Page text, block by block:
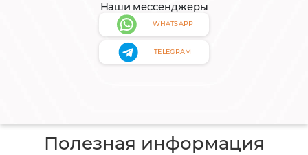
Наши мессенджеры
WHATSAPP
TELEGRAM
Полезная информация